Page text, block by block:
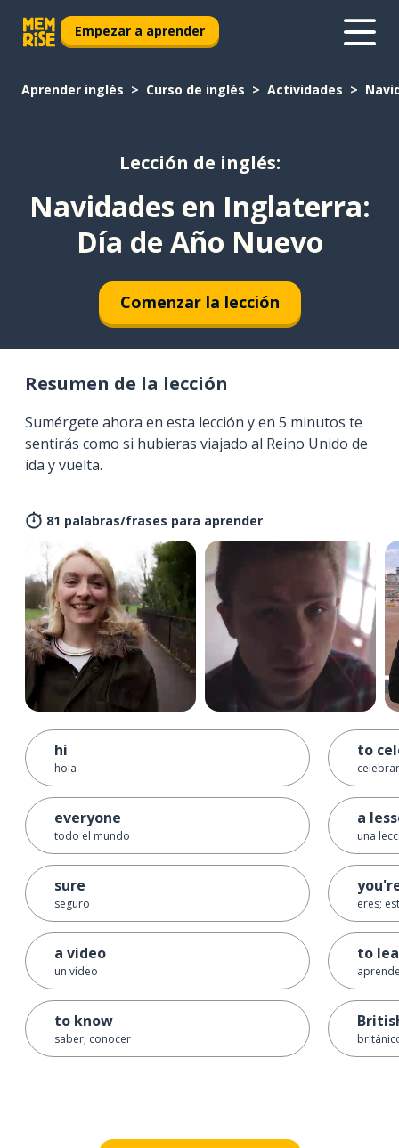
Empezar a aprender
Aprender inglés Curso de inglés Actividades
Lección de inglés:
Navidades en Inglaterra:
Día de Año Nuevo
Comenzar la lección
Resumen de la lección
Sumérgete ahora en esta lección y en 5 minutos te
sentirás como si hubieras viajado al Reino Unido de
ida y vuelta.
81 palabras/frases para aprender
hi
hola
everyone
todo el mundo
sure
seguro
a video
un vídeo
to know
saber; conocer
to
celebrar
a
una
eres;
to